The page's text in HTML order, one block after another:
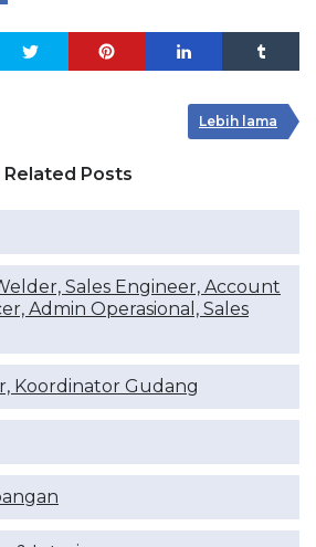
Lebih lama
Related Posts
Sales Engineer, Account
Admin Operasional, Sales
Koordinator Gudang